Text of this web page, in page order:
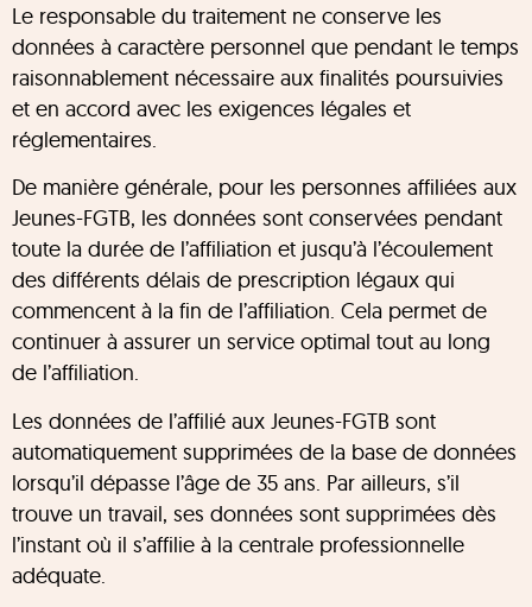
Le responsable du traitement ne conserve les
données à caractère personnel que pendant le temps
raisonnablement nécessaire aux finalités poursuivies
et en accord avec les exigences légales et
réglementaires.
De manière générale, pour les personnes affiliées aux
Jeunes-FGTB, les données sont conservées pendant
toute la durée de l’affiliation et jusqu’à l’écoulement
des différents délais de prescription légaux qui
commencent à la fin de l’affiliation. Cela permet de
continuer à assurer un service optimal tout au long
de l’affiliation.
Les données de l’affilié aux Jeunes-FGTB sont
automatiquement supprimées de la base de données
lorsqu’il dépasse l’âge de 35 ans. Par ailleurs, s’il
trouve un travail, ses données sont supprimées dès
l’instant où il s’affilie à la centrale professionnelle
adéquate.